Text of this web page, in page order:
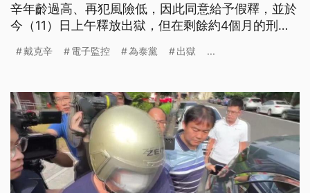
辛年齡過高、再犯風險低，因此同意給予假釋，並於
今（11）日上午釋放出獄，但在剩餘約4個月的刑期
戴克辛 電子監控 為泰黨 出獄 ...